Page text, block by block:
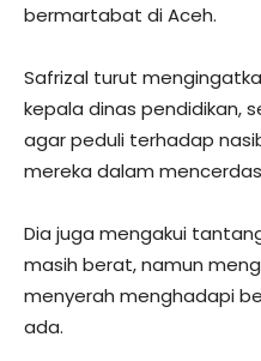
bermartabat di Aceh.
Safrizal turut
kepala dinas pendidikan,
agar peduli terhadap
mereka dalam
Dia juga mengakui
masih berat, namun
menyerah menghadapi
ada.